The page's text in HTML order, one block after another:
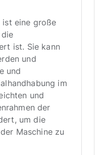
ist eine große
ist. Sie kann
und
und
im
und
der
um die
Maschine zu